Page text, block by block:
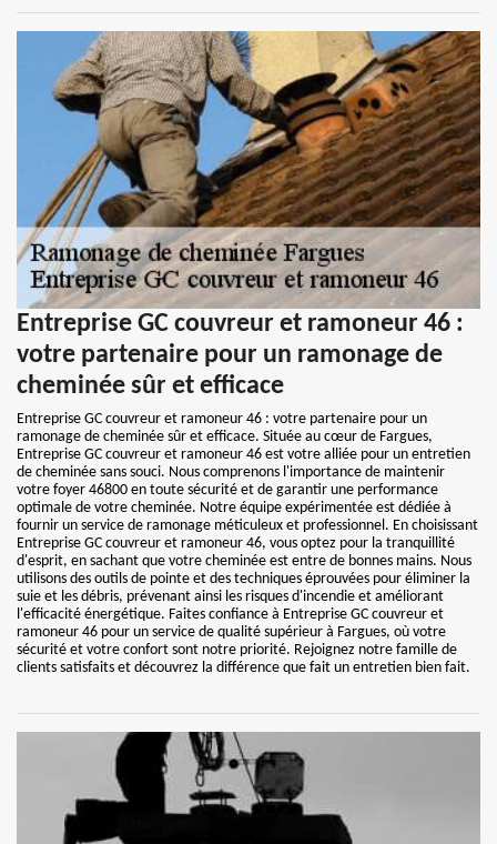
Entreprise GC couvreur et ramoneur 46 :
votre partenaire pour un ramonage de
cheminée sûr et efficace
Entreprise GC couvreur et ramoneur 46 : votre partenaire pour un
ramonage de cheminée sûr et efficace. Située au cœur de Fargues,
Entreprise GC couvreur et ramoneur 46 est votre alliée pour un entretien
de cheminée sans souci. Nous comprenons l'importance de maintenir
votre foyer 46800 en toute sécurité et de garantir une performance
optimale de votre cheminée. Notre équipe expérimentée est dédiée à
fournir un service de ramonage méticuleux et professionnel. En choisissant
Entreprise GC couvreur et ramoneur 46, vous optez pour la tranquillité
d'esprit, en sachant que votre cheminée est entre de bonnes mains. Nous
utilisons des outils de pointe et des techniques éprouvées pour éliminer la
suie et les débris, prévenant ainsi les risques d'incendie et améliorant
l'efficacité énergétique. Faites confiance à Entreprise GC couvreur et
ramoneur 46 pour un service de qualité supérieur à Fargues, où votre
sécurité et votre confort sont notre priorité. Rejoignez notre famille de
clients satisfaits et découvrez la différence que fait un entretien bien fait.